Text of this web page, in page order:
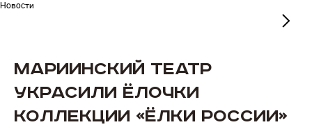
Новости
Мариинский театр
украсили ёлочки
коллекции «Ëлки России»